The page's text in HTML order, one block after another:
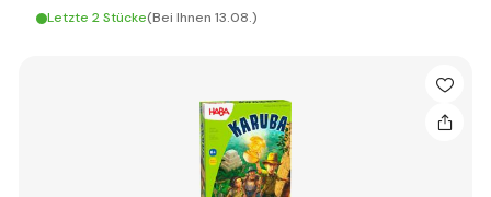
Letzte 2 Stücke(Bei Ihnen 13.08.)